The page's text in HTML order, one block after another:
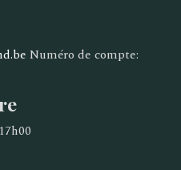
Numéro de compte: